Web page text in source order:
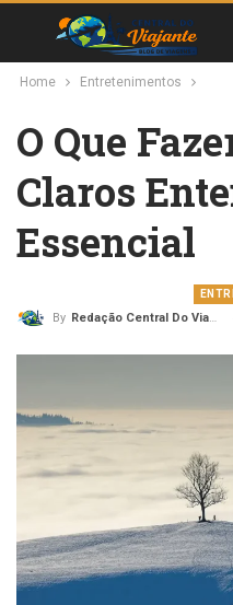
Home Entretenimentos
O Que
Claros
Essencial
By Redação Central Do Viajante